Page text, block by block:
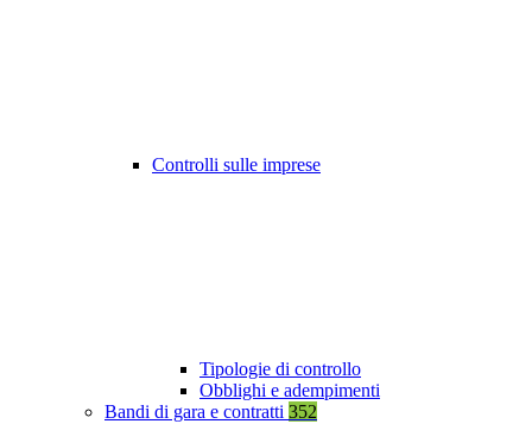
Controlli sulle imprese
Tipologie di controllo
Obblighi e adempimenti
Bandi di gara e contratti 352